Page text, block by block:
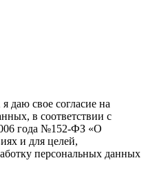
даю свое согласие на
в соответствии с
года №152-ФЗ «О
и для целей,
персональных данных